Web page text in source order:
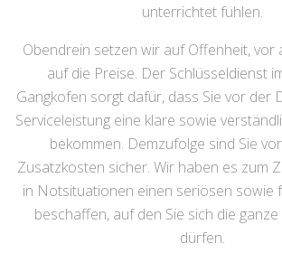
unterrichtet fühlen.
Obendrein setzen wir auf Offenheit, vor
auf die Preise. Der Schlüsseldienst
Gangkofen sorgt dafür, dass Sie vor der
Serviceleistung eine klare sowie
bekommen. Demzufolge sind Sie
Zusatzkosten sicher. Wir haben es zum
in Notsituationen einen seriösen sowie
beschaffen, auf den Sie sich die
dürfen.